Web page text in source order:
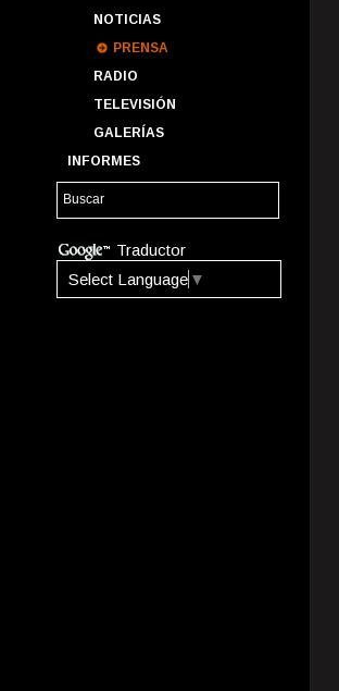
NOTICIAS
PRENSA
RADIO
TELEVISIÓN
GALERÍAS
INFORMES
Traductor
Select Language ▼